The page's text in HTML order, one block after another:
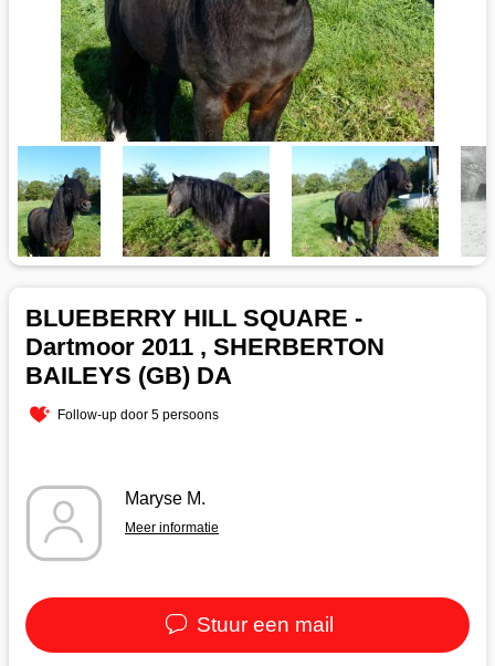
BLUEBERRY HILL SQUARE -
Dartmoor 2011 , SHERBERTON
BAILEYS (GB) DA
Follow-up door 5 persoons
Maryse M.
Meer informatie
Stuur een mail